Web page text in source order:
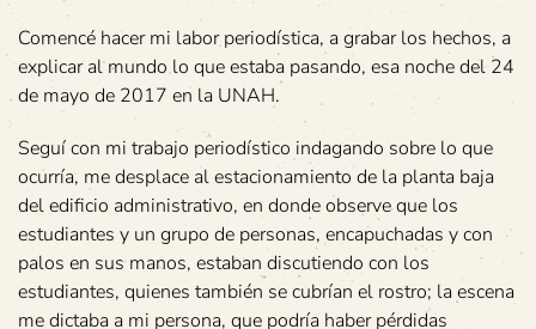
Comencé hacer mi labor periodística, a grabar los hechos, a
explicar al mundo lo que estaba pasando, esa noche del 24
de mayo de 2017 en la UNAH.
Seguí con mi trabajo periodístico indagando sobre lo que
ocurría, me desplace al estacionamiento de la planta baja
del edificio administrativo, en donde observe que los
estudiantes y un grupo de personas, encapuchadas y con
palos en sus manos, estaban discutiendo con los
estudiantes, quienes también se cubrían el rostro; la escena
me dictaba a mi persona, que podría haber pérdidas